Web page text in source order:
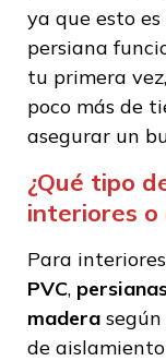
ya que esto
persiana
tu primera
poco más de
asegurar un
¿Qué tipo
interiores o
Para
PVC,
madera
de